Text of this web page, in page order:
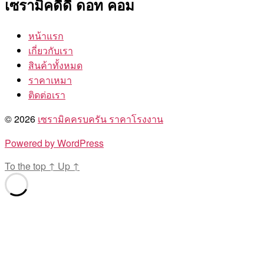
เซรามิคดีดี ดอท คอม
หน้าแรก
เกี่ยวกับเรา
สินค้าทั้งหมด
ราคาเหมา
ติดต่อเรา
© 2026 เซรามิคครบครัน ราคาโรงงาน
Powered by WordPress
To the top ↑ Up ↑